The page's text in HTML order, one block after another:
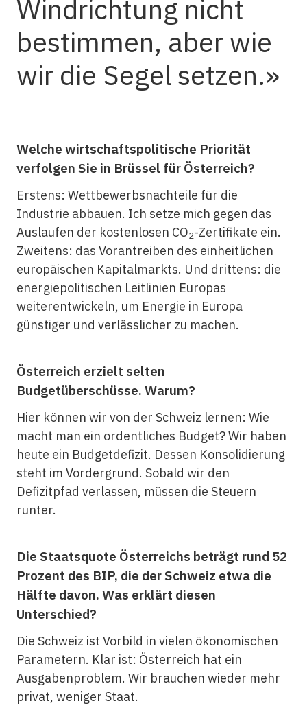
Windrichtung nicht
bestimmen, aber wie
wir die Segel setzen.
Welche wirtschaftspolitische Priorität
verfolgen Sie in Brüssel für Österreich?
Erstens: Wettbewerbsnachteile für die
Industrie abbauen. Ich setze mich gegen das
Auslaufen der kostenlosen CO2-Zertifikate ein.
Zweitens: das Vorantreiben des einheitlichen
europäischen Kapitalmarkts. Und drittens: die
energiepolitischen Leitlinien Europas
weiterentwickeln, um Energie in Europa
günstiger und verlässlicher zu machen.
Österreich erzielt selten
Budgetüberschüsse. Warum?
Hier können wir von der Schweiz lernen: Wie
macht man ein ordentliches Budget? Wir haben
heute ein Budgetdefizit. Dessen Konsolidierung
steht im Vordergrund. Sobald wir den
Defizitpfad verlassen, müssen die Steuern
runter.
Die Staatsquote Österreichs beträgt rund 52
Prozent des BIP, die der Schweiz etwa die
Hälfte davon. Was erklärt diesen
Unterschied?
Die Schweiz ist Vorbild in vielen ökonomischen
Parametern. Klar ist: Österreich hat ein
Ausgabenproblem. Wir brauchen wieder mehr
privat, weniger Staat.